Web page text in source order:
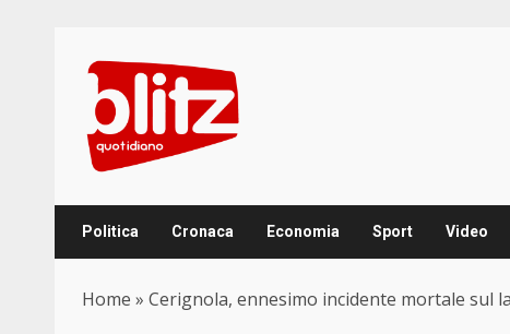
content
Politica Cronaca Economia Sport Video
Home » Cerignola, ennesimo incidente mortale sul